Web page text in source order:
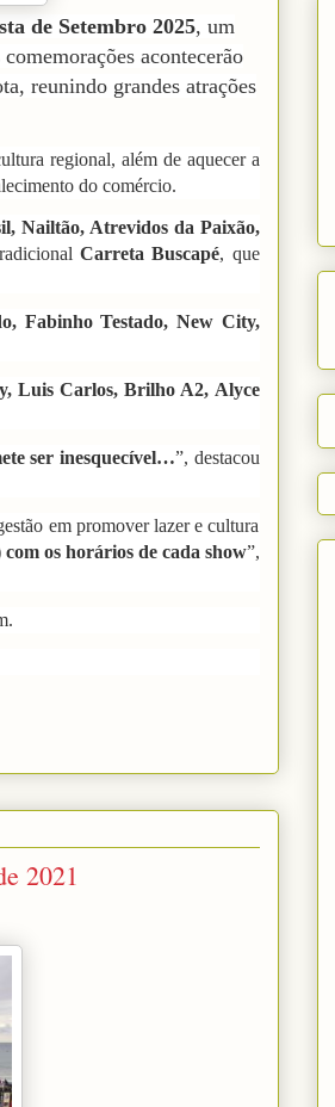
de Setembro 2025, um
acontecerão
reunindo grandes atrações
regional, além de aquecer a
do comércio.
Nailtão, Atrevidos da Paixão,
Carreta Buscapé, que
Fabinho Testado, New City,
Luis Carlos, Brilho A2, Alyce
ser inesquecível…”, destacou
em promover lazer e cultura
os horários de cada show”,
2021